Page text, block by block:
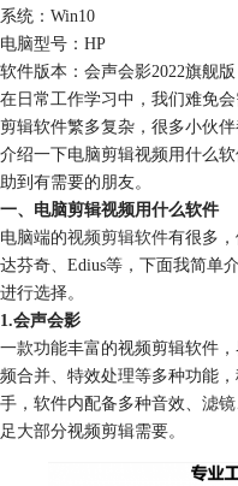
系统：Win10
电脑型号：HP
软件版本：会声会影2022旗舰版
在日常工作学习中，我们难免
剪辑软件繁多复杂，很多小伙
介绍一下电脑剪辑视频用什么
助到有需要的朋友。
一、电脑剪辑视频用什么软件
电脑端的视频剪辑软件有很多，
达芬奇、Edius等，下面我简单
进行选择。
1.会声会影
一款功能丰富的视频剪辑软件
频合并、特效处理等多种功能
手，软件内配备多种音效、 滤镜
足大部分视频剪辑需要。